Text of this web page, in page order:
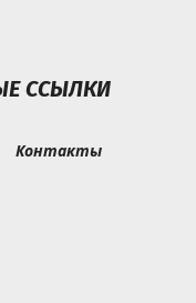
ССЫЛКИ
Контакты